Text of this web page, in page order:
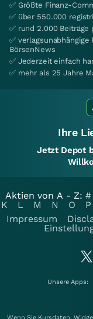
✅ Größte Finanz-
✅ über 550.000
✅ rund 2.000 Beiträge
✅
BörsenNews
✅ Jederzeit einfach
✅ mehr als 25 Jahre
Ihre
Jetzt Depot
Aktien von A - Z: #
K
L M N O P
Impressum
Unsere Apps: